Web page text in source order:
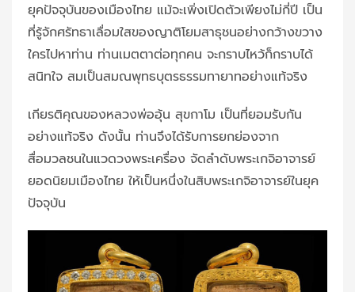
ยุคปัจจุบันของเมืองไทย แม้จะเพิ่งเปิดตัวเพียงไม่กี่ปี เป็น
ที่รู้จักศรัทธาเลื่อมใสของญาติโยมสาธุชนอย่างกว้างขวาง
ใครไปหาท่าน ท่านเมตตาต่อทุกคน จะกราบไหว้ก็กราบได้
สนิทใจ สมเป็นสมณพุทธบุตรธรรมทายาทอย่างแท้จริง
เกียรติคุณของหลวงพ่ออุ้น สุขกาโม เป็นที่ยอมรับกัน
อย่างแท้จริง ดังนั้น ท่านจึงได้รับการยกย่องจาก
สื่อมวลชนในแวดวงพระเครื่อง จัดลำดับพระเกจิอาจารย์
ยอดนิยมเมืองไทย ให้เป็นหนึ่งในสิบพระเกจิอาจารย์ในยุค
ปัจจุบัน